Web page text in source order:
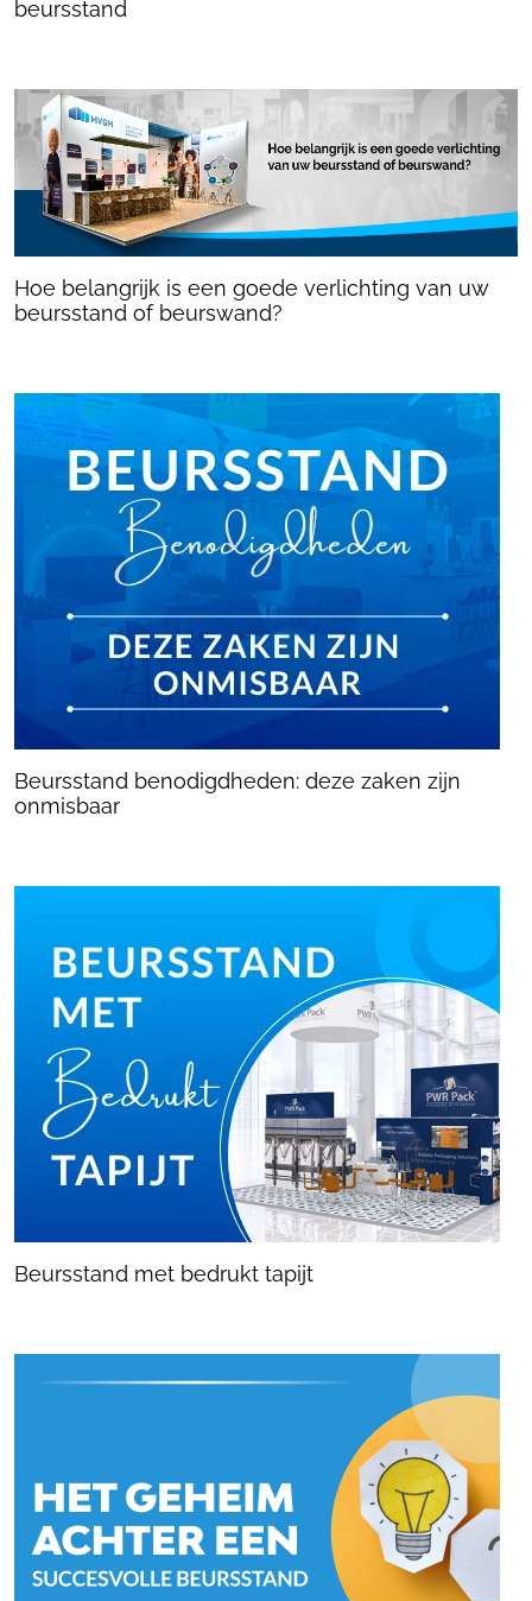
beursstand
Hoe belangrijk is een goede verlichting van uw
beursstand of beurswand?
Beursstand benodigdheden: deze zaken zijn
onmisbaar
Beursstand met bedrukt tapijt